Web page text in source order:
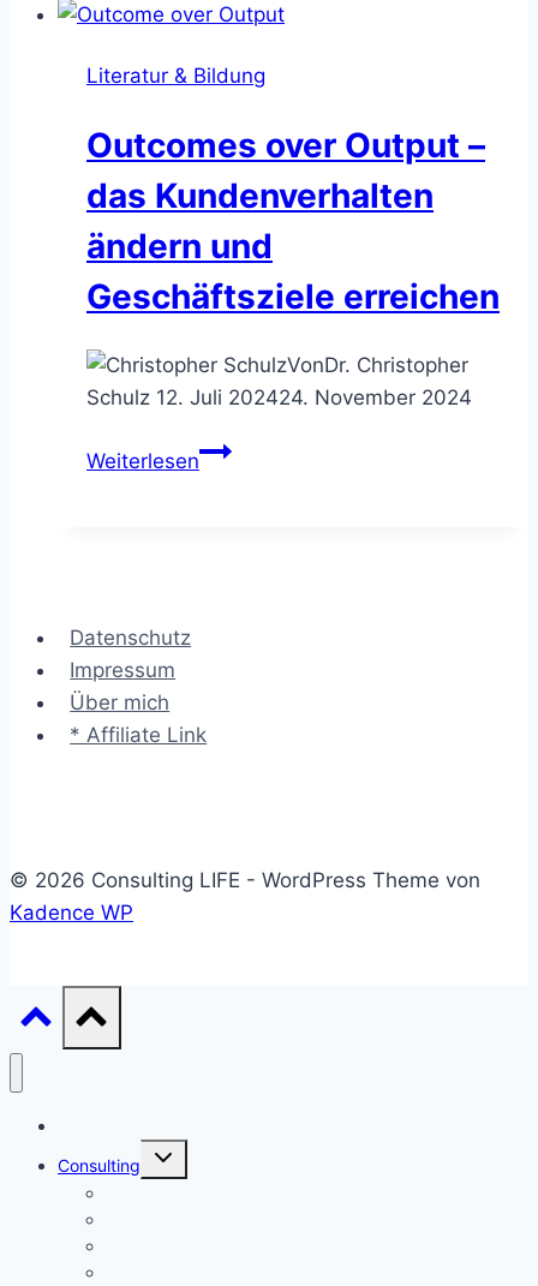
was
neben
Vergütung
fordern
solltest
Literatur & Bildung
Outcomes over Output –
das Kundenverhalten
ändern und
Geschäftsziele erreichen
VonDr. Christopher
Schulz 12. Juli 202424. November 2024
WeiterlesenOutcomes
erreichen
Datenschutz
Impressum
Über mich
* Affiliate Link
© 2026 Consulting LIFE - WordPress Theme von
Kadence WP
Consulting
Untermenü